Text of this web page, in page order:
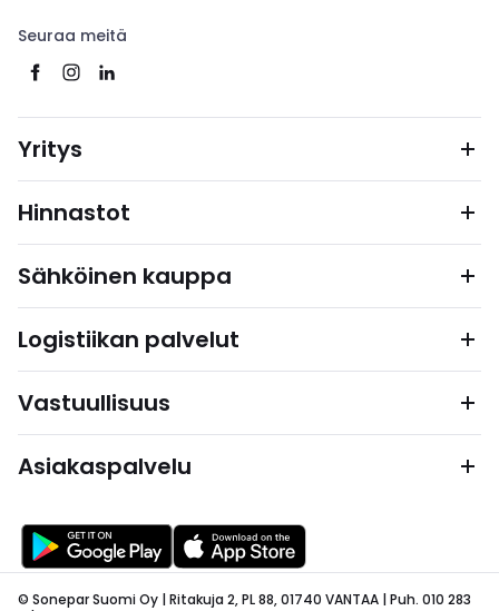
Seuraa meitä
Yritys
Hinnastot
Sähköinen kauppa
Logistiikan palvelut
Vastuullisuus
Asiakaspalvelu
© Sonepar Suomi Oy | Ritakuja 2, PL 88, 01740 VANTAA | Puh. 010 283